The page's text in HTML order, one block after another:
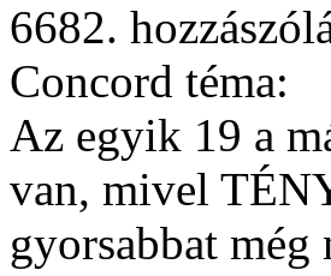
6682.
Concord téma:
Az egyik 19 a
van, mivel
gyorsabbat még